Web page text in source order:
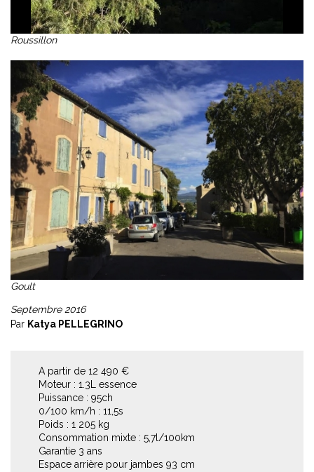
Roussillon
Goult
Septembre 2016
Par Katya PELLEGRINO
A partir de 12 490 €
Moteur : 1.3L essence
Puissance : 95ch
0/100 km/h : 11,5s
Poids : 1 205 kg
Consommation mixte : 5,7l/100km
Garantie 3 ans
Espace arrière pour jambes 93 cm